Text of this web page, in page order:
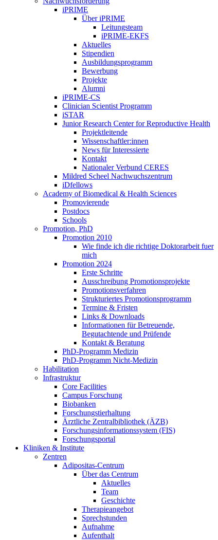
iPRIME
Über iPRIME
Leitungsteam
iPRIME-EKFS
Aktuelles
Stipendien
Ausbildungsprogramm
Bewerbung
Projekte
Alumni
iPRIME-CS
Clinician Scientist Programm
iSTAR
Junior Research Center for Reproductive Health
Projektleitende
Wissenschaftler:innen
News für Interessierte
Kontakt
Nationaler Verbund CERES
Mildred Scheel Nachwuchszentrum
iDfellows
Academy of Biomedical & Health Sciences
Promovierende
Postdocs
Schools
Promotion, PhD
Promotion 2010
Wie finde ich die richtige Doktorarbeit fuer
mich
Promotion 2024
Erste Schritte
Ausschreibung Promotionsprojekte
Promotionsverfahren
Strukturiertes Promotionsprogramm
Termine & Fristen
Links & Downloads
Informationen für Betreuende,
Begutachtende und Prüfende
Kontakt & Beratung
PhD-Programm Medizin
PhD-Programm Nicht-Medizin
Habilitation
Infrastruktur
Core Facilities
Campus Forschung
Biobanken
Forschungstierhaltung
Ärztliche Zentralbibliothek (ÄZB)
Forschungsinformationssystem (FIS)
Forschungsportal
Kliniken & Institute
Zentren
Adipositas-Centrum
Über das Centrum
Aktuelles
Team
Geschichte
Therapieangebot
Sprechstunden
Aufnahme
Aufenthalt